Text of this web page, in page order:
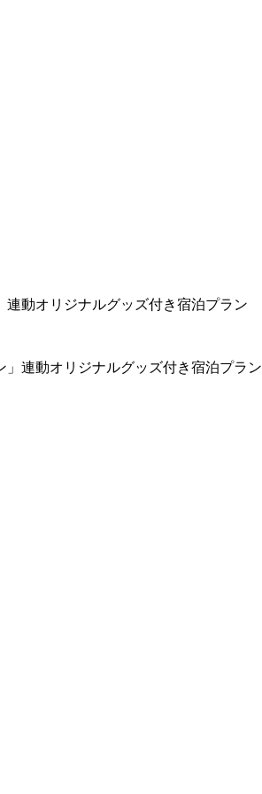
動オリジナルグッズ付き宿泊プラン
連動オリジナルグッズ付き宿泊プラン